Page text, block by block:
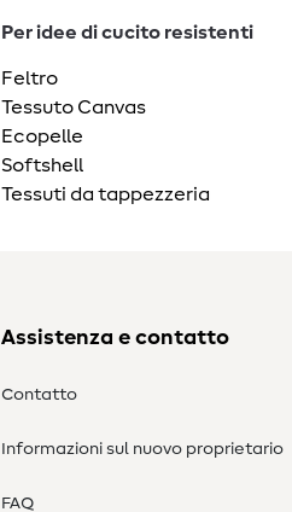
Per idee di cucito resistenti
Feltro
Tessuto Canvas
Ecopelle
Softshell
Tessuti da tappezzeria
Assistenza e contatto
Contatto
Informazioni sul nuovo proprietario
FAQ